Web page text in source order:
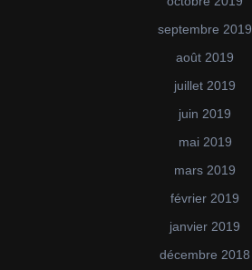
septembre 2019
août 2019
juillet 2019
juin 2019
mai 2019
mars 2019
février 2019
janvier 2019
décembre 2018